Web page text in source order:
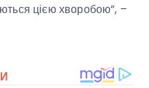
цією хворобою”, –